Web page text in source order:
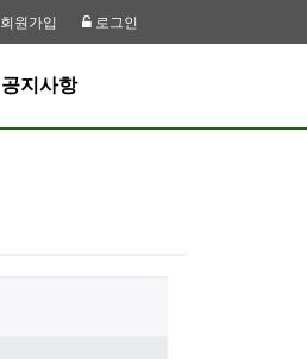
회원 가입 로그인
공지사항